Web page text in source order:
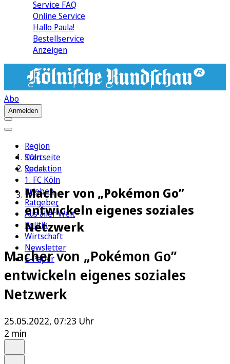
Service FAQ
Online Service
Hallo Paula!
Bestellservice
Anzeigen
Abo
Anmelden
Region
Köln
Sport
1. FC Köln
Erleben
Ratgeber
Aus aller Welt
Politik
Wirtschaft
Newsletter
E-Paper
Startseite
Redaktion
Macher von „Pokémon Go”
entwickeln eigenes soziales
Netzwerk
Macher von „Pokémon Go”
entwickeln eigenes soziales
Netzwerk
25.05.2022, 07:23 Uhr
2 min